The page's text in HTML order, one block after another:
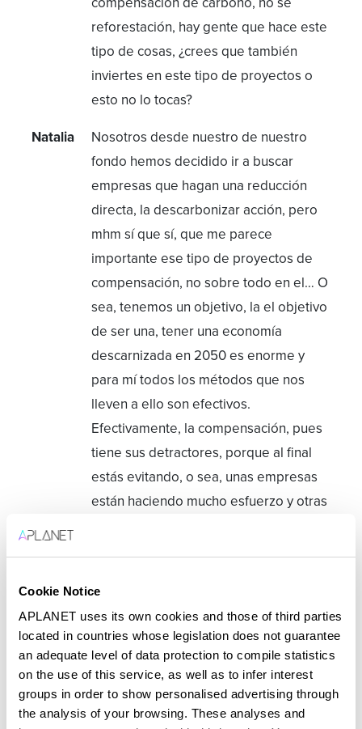
Cookie Notice
APLANET uses its own cookies and those of third parties
located in countries whose legislation does not guarantee
an adequate level of data protection to compile statistics
on the use of this service, as well as to infer interest
groups in order to show personalised advertising through
the analysis of your browsing. These analyses and
reforestación, hay gente que hace este
tipo de cosas, ¿crees que también
inviertes en este tipo de proyectos o
esto no lo tocas?
Natalia
Nosotros desde nuestro de nuestro
fondo hemos decidido ir a buscar
empresas que hagan una reducción
directa, la descarbonizar acción, pero
mhm sí que sí, que me parece
importante ese tipo de proyectos de
compensación, no sobre todo en el… O
sea, tenemos un objetivo, la el objetivo
de ser una, tener una economía
descarnizada en 2050 es enorme y
para mí todos los métodos que nos
lleven a ello son efectivos.
Efectivamente, la compensación, pues
tiene sus detractores, porque al final
estás evitando, o sea, unas empresas
están haciendo mucho esfuerzo y otras
en el medio plazo para poder llegar
ahí. Efectivamente, tenemos que ser
muy cuidadosos que no sea una forma
de, digamos, limpiar nuestra
conciencia, meter dinero en una
compensación y listo,, pero bueno, yo